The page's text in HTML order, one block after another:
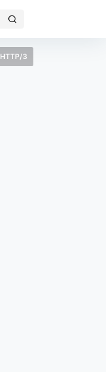
HTTP/3